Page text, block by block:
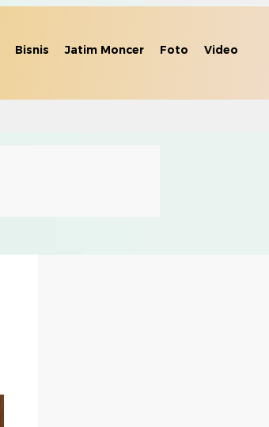
Bisnis Jatim Moncer Foto Video